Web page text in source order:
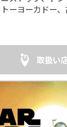
トーヨーカドー、
一部のサンリオ
ホビーショップ
取扱い